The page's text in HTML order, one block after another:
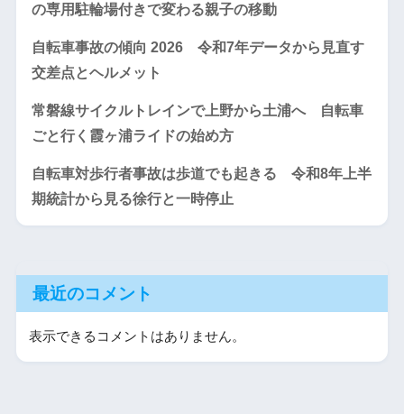
の専用駐輪場付きで変わる親子の移動
自転車事故の傾向 2026 令和7年データから見直す
交差点とヘルメット
常磐線サイクルトレインで上野から土浦へ 自転車
ごと行く霞ヶ浦ライドの始め方
自転車対歩行者事故は歩道でも起きる 令和8年上半
期統計から見る徐行と一時停止
最近のコメント
表示できるコメントはありません。